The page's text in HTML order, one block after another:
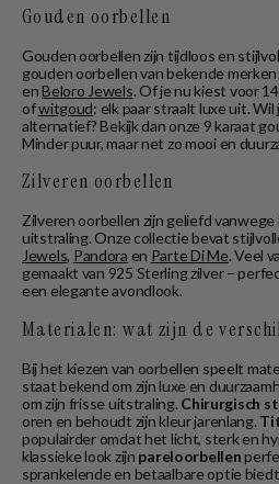
Gouden oorbellen
Gouden oorbellen zijn tijdloos en
gouden oorbellen van bekende merken
enBeloro Jewels. Of je nu kiest voor
ofwitgoud: elk paar straalt luxe uit.
alternatief? Bekijk dan onze 9 karaat
Minder puur, maar net zo mooi en
Zilveren oorbellen
Zilveren oorbellen zijn geliefd
uitstraling. Onze collectie bevat
Jewels, Pandora en Parte Di Me. Veel
gemaakt van 925 Sterling zilver –
een elegante avondlook.
Materialen: wat zijn de
Bij het kiezen van oorbellen speelt
staat bekend om zijn luxe en
om zijn frisse uitstraling. Chirurgisch
oren en behoudt zijn kleur jarenlang.
populairder omdat het licht, sterk en
klassieke look zijn pareloorbellen
sprankelende en betaalbare optie